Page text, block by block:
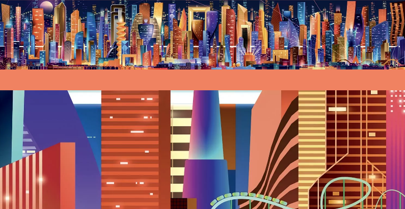
contact@lesaliens.com
Éric Pastol – 01 49 65 10 30
18, rue de Saisset – 92120 Montrouge